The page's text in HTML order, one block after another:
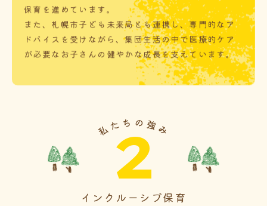
保育を進めています。
また、札幌市子ども未来局とも連携し、専門的なア
ドバイスを受けながら、集団生活の中で医療的ケア
が必要なお子さんの健やかな成長を支えています。
インクルーシブ保育
2